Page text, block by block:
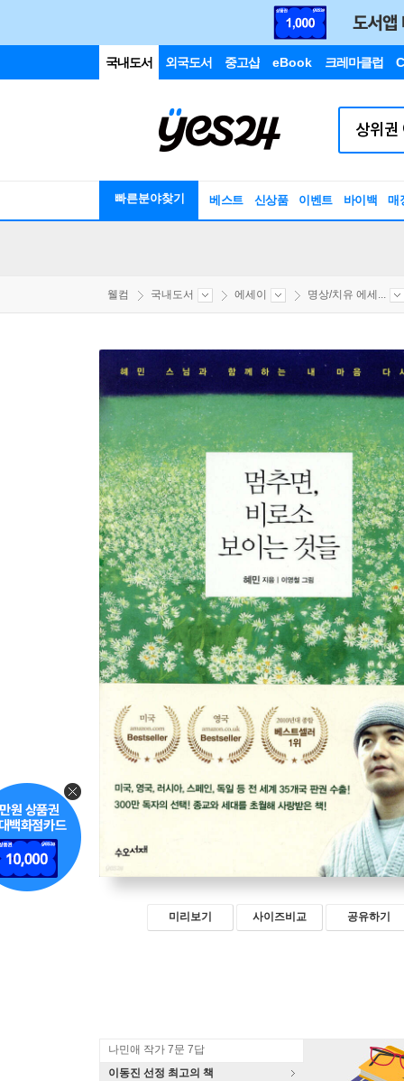
국내도서 외국도서 중고샵 eBook 크레마클럽
빠른분야찾기 베스트 신상품 이벤트 바이백 매
웰컴 국내도서 에세이 명상/치유 에세...
미리보기 사이즈비교 공유하기
나민애 작가 7문 7답
이동진 선정 최고의 책